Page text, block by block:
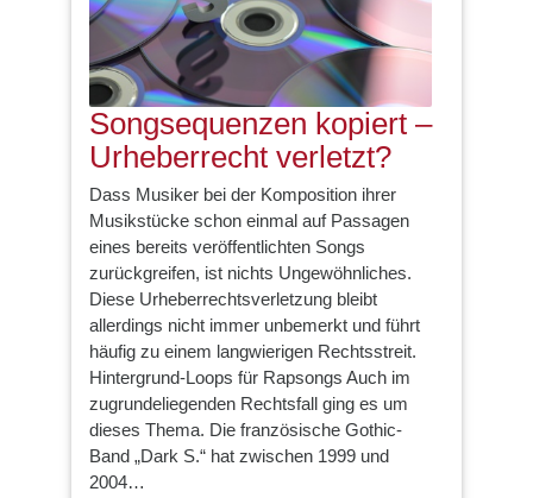
Songsequenzen kopiert –
Urheberrecht verletzt?
Dass Musiker bei der Komposition ihrer
Musikstücke schon einmal auf Passagen
eines bereits veröffentlichten Songs
zurückgreifen, ist nichts Ungewöhnliches.
Diese Urheberrechtsverletzung bleibt
allerdings nicht immer unbemerkt und führt
häufig zu einem langwierigen Rechtsstreit.
Hintergrund-Loops für Rapsongs Auch im
zugrundeliegenden Rechtsfall ging es um
dieses Thema. Die französische Gothic-
Band „Dark S.“ hat zwischen 1999 und
2004…